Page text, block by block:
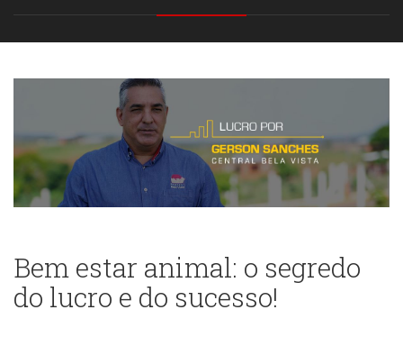
Bem estar animal: o segredo
do lucro e do sucesso!